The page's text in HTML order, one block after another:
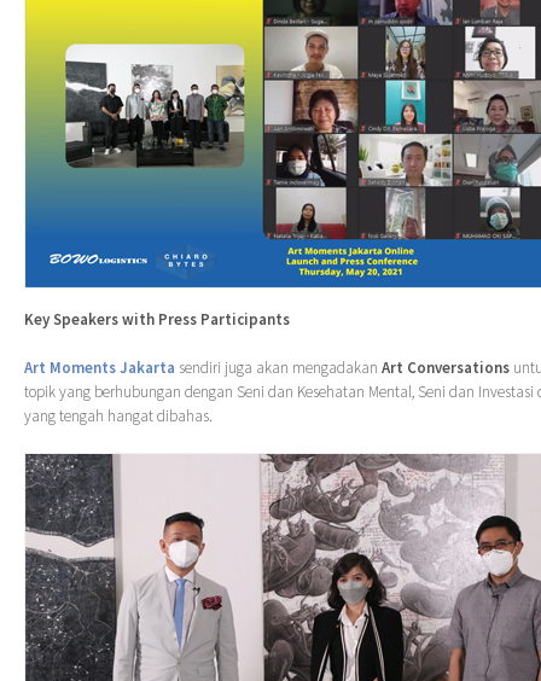
Key Speakers with Press Participants
Art Moments Jakarta sendiri juga akan mengadakan Art Conversations
topik yang berhubungan dengan Seni dan Kesehatan Mental, Seni dan
yang tengah hangat dibahas.